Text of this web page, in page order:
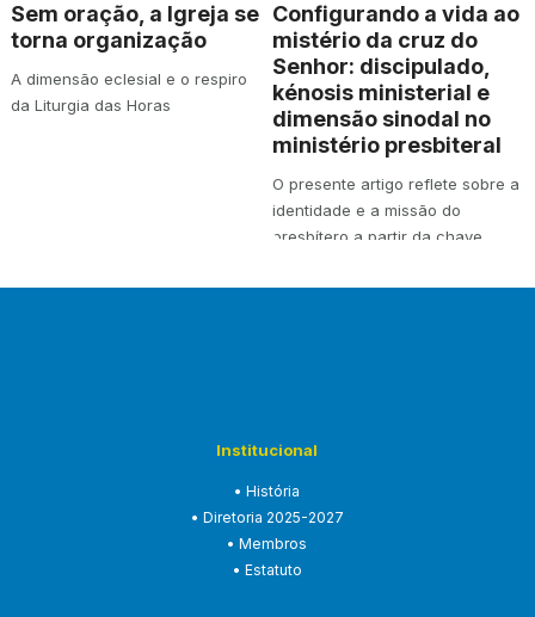
Sem oração, a Igreja se
torna organização
A dimensão eclesial e o respiro
da Liturgia das Horas
Configurando a vida ao
mistério da cruz do
Senhor: discipulado,
kénosis ministerial e
dimensão sinodal no
ministério presbiteral
O presente artigo reflete sobre a
identidade e a missão do
presbítero a partir da chave
Institucional
• História
• Diretoria 2025-2027
• Membros
• Estatuto